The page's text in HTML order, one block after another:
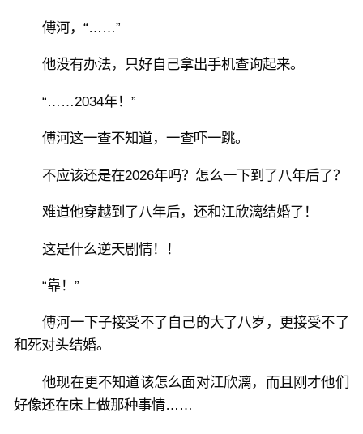
傅河，“……”
他没有办法，只好自己拿出手机查询起来。
“……2034年！”
傅河这一查不知道，一查吓一跳。
不应该还是在2026年吗？怎么一下到了八年后了？
难道他穿越到了八年后，还和江欣漓结婚了！
这是什么逆天剧情！！
“靠！”
傅河一下子接受不了自己的大了八岁，更接受不了
和死对头结婚。
他现在更不知道该怎么面对江欣漓，而且刚才他们
好像还在床上做那种事情……